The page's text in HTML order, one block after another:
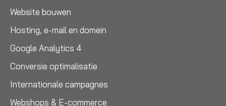
Website bouwen
Hosting, e-mail en domein
Google Analytics 4
Conversie optimalisatie
Internationale campagnes
Webshops & E-commerce